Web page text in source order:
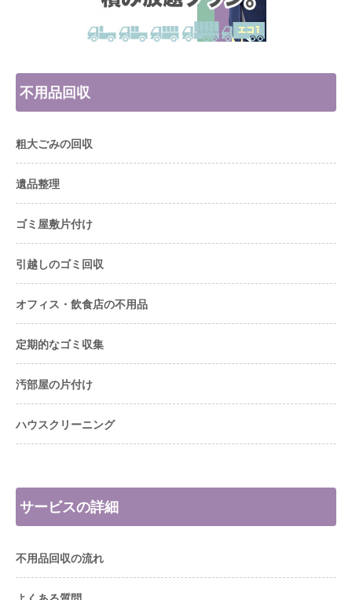
不用品回収
粗大ごみの回収
遺品整理
ゴミ屋敷片付け
引越しのゴミ回収
オフィス・飲食店の不用品
定期的なゴミ収集
汚部屋の片付け
ハウスクリーニング
サービスの詳細
不用品回収の流れ